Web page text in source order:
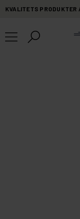
KVALITETS